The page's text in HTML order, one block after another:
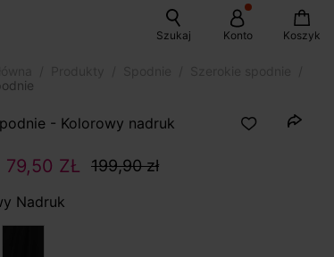
Szukaj Konto Koszyk
- Kolorowy nadruk
79,50 ZŁ 199,90 zł
Nadruk